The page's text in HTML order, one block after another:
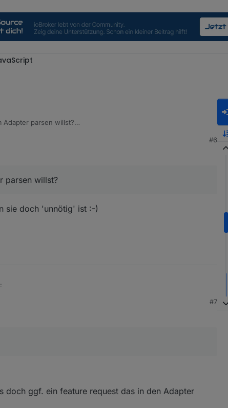
Adapter parsen willst?
parsen willst?
#6
parsen willst?
sie doch 'unnötig' ist :-)
:
parsen willst?
sie doch 'unnötig' ist :-)
#7
doch ggf. ein feature request das in den Adapter